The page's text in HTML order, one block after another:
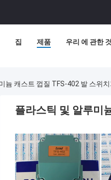
집 제품 우리 에 관한 것
늄 캐스트 껍질 TFS-402 발 스위
플라스틱 및 알루미